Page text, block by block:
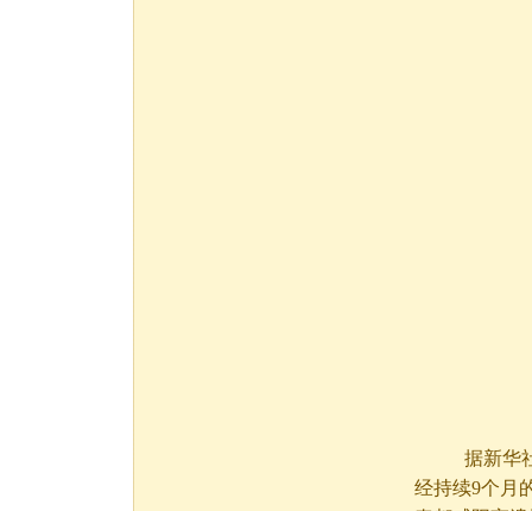
据新华社
经持续9个月